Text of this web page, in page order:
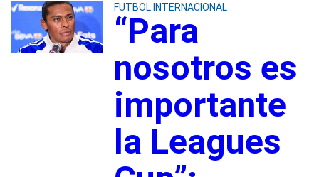
FUTBOL INTERNACIONAL
“Para
nosotros es
importante
la Leagues